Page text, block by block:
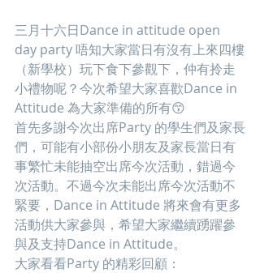
三月十六日Dance in attitude open
day party 唔知大家當日有沒有上來四樓
（新學校）玩下食下參觀下，仲有拎走
小禮物呢？今次希望大家喜歡Dance in
Attitude 為大家準備的所有😙
首先多謝今次出席Party 的學生們及家長
們，可能有小部份小朋友及家長當日有
事繁忙未能抽空出席今次活動，錯過今
次活動。不過今次未能出席今次活動不
緊要，Dance in Attitude 將來會有更多
活動供大家參與，希望大家繼續踴躍參
與及支持Dance in Attitude。
大家看看Party 的精彩回顧：